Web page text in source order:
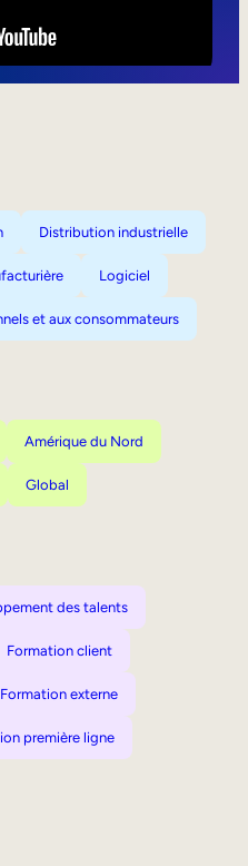
Distribution industrielle
Logiciel
et aux consommateurs
Amérique du Nord
Global
des talents
Formation client
Formation externe
première ligne